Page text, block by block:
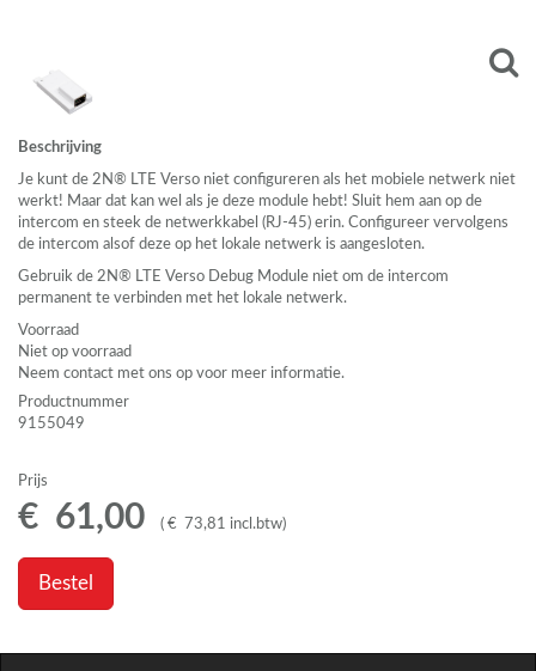
Beschrijving
Je kunt de 2N® LTE Verso niet configureren als het mobiele netwerk niet
werkt! Maar dat kan wel als je deze module hebt! Sluit hem aan op de
intercom en steek de netwerkkabel (RJ-45) erin. Configureer vervolgens
de intercom alsof deze op het lokale netwerk is aangesloten.
Gebruik de 2N® LTE Verso Debug Module niet om de intercom
permanent te verbinden met het lokale netwerk.
Voorraad
Niet op voorraad
Neem contact met ons op voor meer informatie.
Productnummer
9155049
Prijs
€ 61,00 ( € 73,81 incl.btw)
Bestel